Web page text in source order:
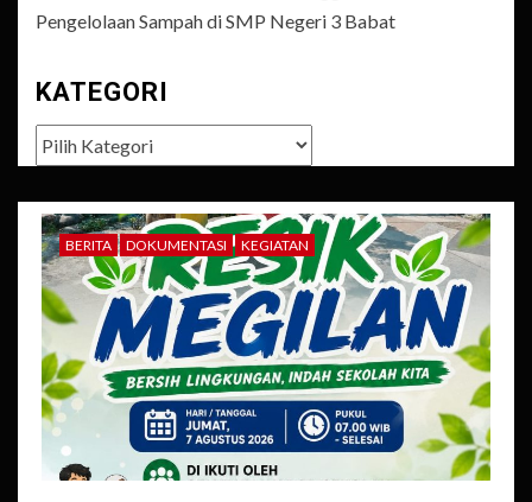
Pengelolaan Sampah di SMP Negeri 3 Babat
KATEGORI
Kategori
BERITA DOKUMENTASI KEGIATAN